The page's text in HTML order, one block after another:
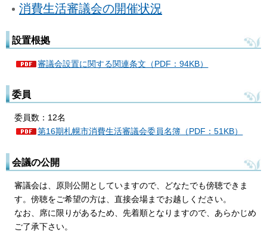
消費生活審議会の開催状況
設置根拠
審議会設置に関する関連条文（PDF：94KB）
委員
委員数：12名
第16期札幌市消費生活審議会委員名簿（PDF：51KB）
会議の公開
審議会は、原則公開としていますので、どなたでも傍聴できま
す。傍聴をご希望の方は、直接会場までお越しください。
なお、席に限りがあるため、先着順となりますので、あらかじめ
ご了承下さい。